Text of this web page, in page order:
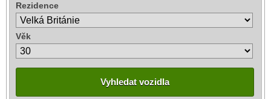
Rezidence
Věk
Vyhledat vozidla